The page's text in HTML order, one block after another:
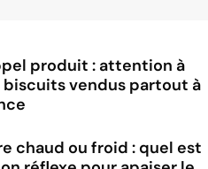
produit : attention à
biscuits vendus partout à
chaud ou froid : quel est